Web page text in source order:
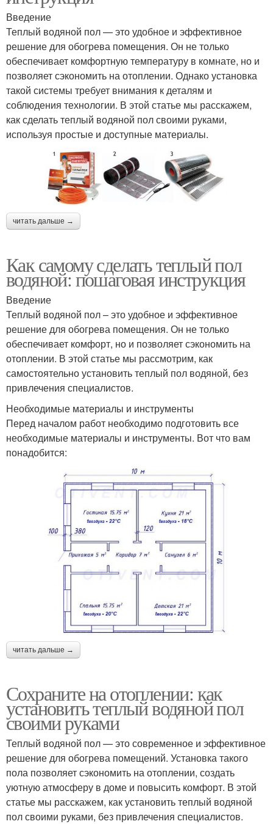
Введение
Теплый водяной пол — это удобное и эффективное
решение для обогрева помещения. Он не только
обеспечивает комфортную температуру в комнате, но и
позволяет сэкономить на отоплении. Однако установка
такой системы требует внимания к деталям и
соблюдения технологии. В этой статье мы расскажем,
как сделать теплый водяной пол своими руками,
используя простые и доступные материалы.
читать дальше →
Как самому сделать теплый пол
водяной: пошаговая инструкция
Введение
Теплый водяной пол – это удобное и эффективное
решение для обогрева помещения. Он не только
обеспечивает комфорт, но и позволяет сэкономить на
отоплении. В этой статье мы рассмотрим, как
самостоятельно установить теплый пол водяной, без
привлечения специалистов.
Необходимые материалы и инструменты
Перед началом работ необходимо подготовить все
необходимые материалы и инструменты. Вот что вам
понадобится:
читать дальше →
Сохраните на отоплении: как
установить теплый водяной пол
своими руками
Теплый водяной пол — это современное и эффективное
решение для обогрева помещений. Установка такого
пола позволяет сэкономить на отоплении, создать
уютную атмосферу в доме и повысить комфорт. В этой
статье мы расскажем, как установить теплый водяной
пол своими руками, без привлечения специалистов.